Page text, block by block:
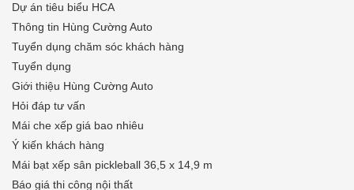
Dự án tiêu biểu HCA
Thông tin Hùng Cường Auto
Tuyển dụng chăm sóc khách hàng
Tuyển dụng
Giới thiệu Hùng Cường Auto
Hỏi đáp tư vấn
Mái che xếp giá bao nhiêu
Ý kiến khách hàng
Mái bạt xếp sân pickleball 36,5 x 14,9 m
Báo giá thi công nội thất